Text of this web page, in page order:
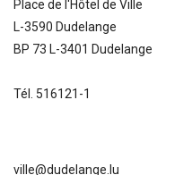
Place de l'Hôtel de Ville
L-3590 Dudelange
BP 73 L-3401 Dudelange
Tél. 516121-1
ville@dudelange.lu